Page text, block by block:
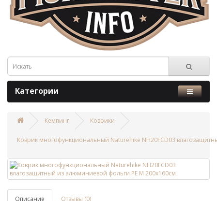
Категории
Кемпинг Коврики
Коврик многофункциональный Naturehike NH20FCD03
Описание Отзывы (0)